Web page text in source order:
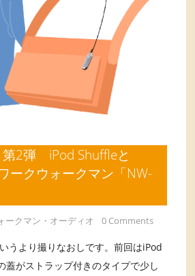
2弾 iPod Shuffleと
ークウォークマン「NW-
ークマン・オーディオ 0 Comments
うより撮りなおしです。前回はiPod
蓋がストラップ付きのタイプで少し